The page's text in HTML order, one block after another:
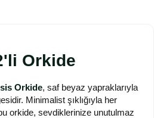
Orkide
Orkide, saf beyaz yapraklarıyla
Minimalist şıklığıyla her
orkide, sevdiklerinize unutulmaz